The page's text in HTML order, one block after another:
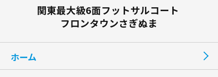
関東最大級6面フットサルコート
フロンタウンさぎぬま
ホーム